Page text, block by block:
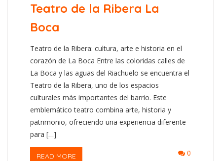
Teatro de la Ribera La
Boca
Teatro de la Ribera: cultura, arte e historia en el
corazón de La Boca Entre las coloridas calles de
La Boca y las aguas del Riachuelo se encuentra el
Teatro de la Ribera, uno de los espacios
culturales más importantes del barrio. Este
emblemático teatro combina arte, historia y
patrimonio, ofreciendo una experiencia diferente
para […]
READ MORE 0